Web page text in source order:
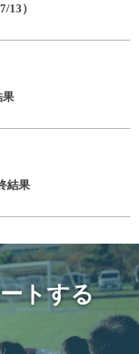
13）
果
結果
トする